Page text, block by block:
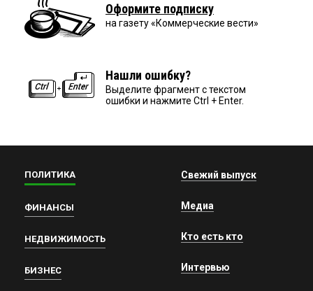
Оформите подписку
на газету «Коммерческие вести»
Нашли ошибку?
Выделите фрагмент с текстом
ошибки и нажмите Ctrl + Enter.
ПОЛИТИКА
ФИНАНСЫ
НЕДВИЖИМОСТЬ
БИЗНЕС
Свежий выпуск
Медиа
Кто есть кто
Интервью